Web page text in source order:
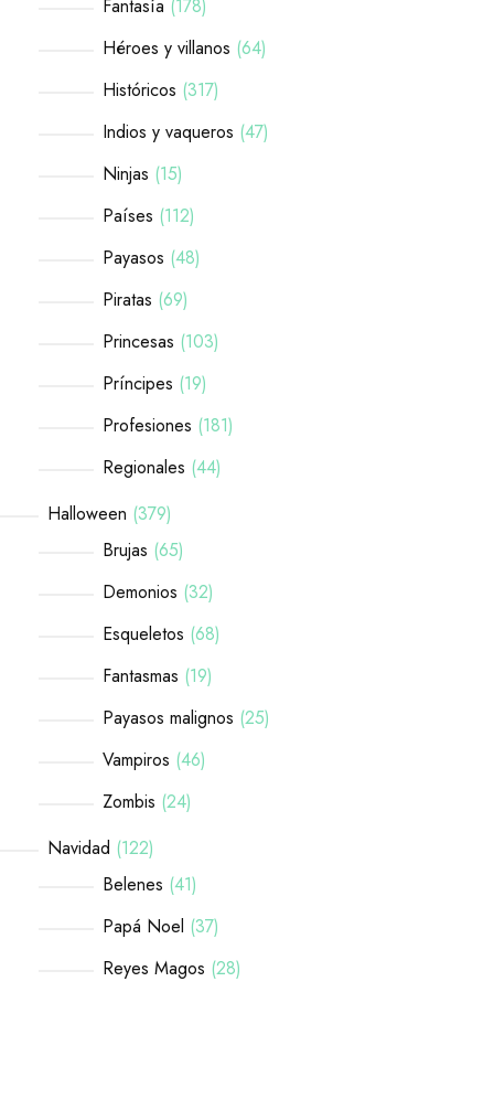
Fantasía 178
Héroes y villanos 64
Históricos 317
Indios y vaqueros 47
Ninjas 15
Países 112
Payasos 48
Piratas 69
Princesas 103
Príncipes 19
Profesiones 181
Regionales 44
Halloween 379
Brujas 65
Demonios 32
Esqueletos 68
Fantasmas 19
Payasos malignos 25
Vampiros 46
Zombis 24
Navidad 122
Belenes 41
Papá Noel 37
Reyes Magos 28